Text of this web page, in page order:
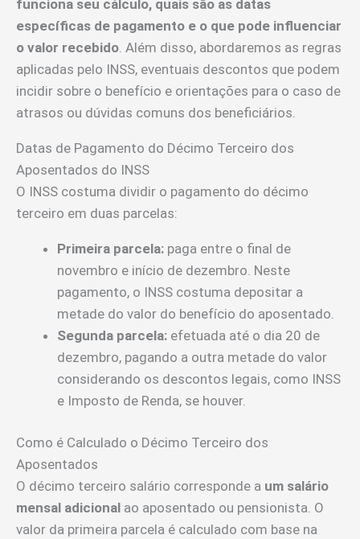
funciona seu cálculo, quais são as datas
específicas de pagamento e o que pode influenciar
o valor recebido . Além disso, abordaremos as regras
aplicadas pelo INSS, eventuais descontos que podem
incidir sobre o benefício e orientações para o caso de
atrasos ou dúvidas comuns dos beneficiários.
Datas de Pagamento do Décimo Terceiro dos
Aposentados do INSS
O INSS costuma dividir o pagamento do décimo
terceiro em duas parcelas:
Primeira parcela: paga entre o final de
novembro e início de dezembro. Neste
pagamento, o INSS costuma depositar a
metade do valor do benefício do aposentado.
Segunda parcela: efetuada até o dia 20 de
dezembro, pagando a outra metade do valor
considerando os descontos legais, como INSS
e Imposto de Renda, se houver.
Como é Calculado o Décimo Terceiro dos
Aposentados
O décimo terceiro salário corresponde a um salário
mensal adicional ao aposentado ou pensionista. O
valor da primeira parcela é calculado com base na